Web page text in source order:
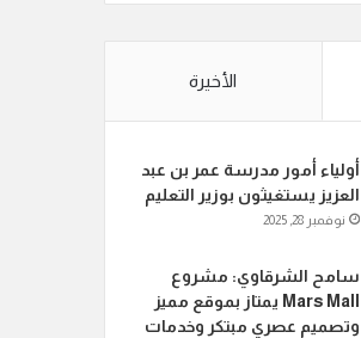
الأخيرة
أولياء أمور مدرسة عمر بن عبد
العزيز يستغيثون بوزير التعليم
نوفمبر 28, 2025
سامح الشرقاوي: مشروع
Mars Mall يمتاز بموقع مميز
وتصميم عصري مبتكر وخدمات